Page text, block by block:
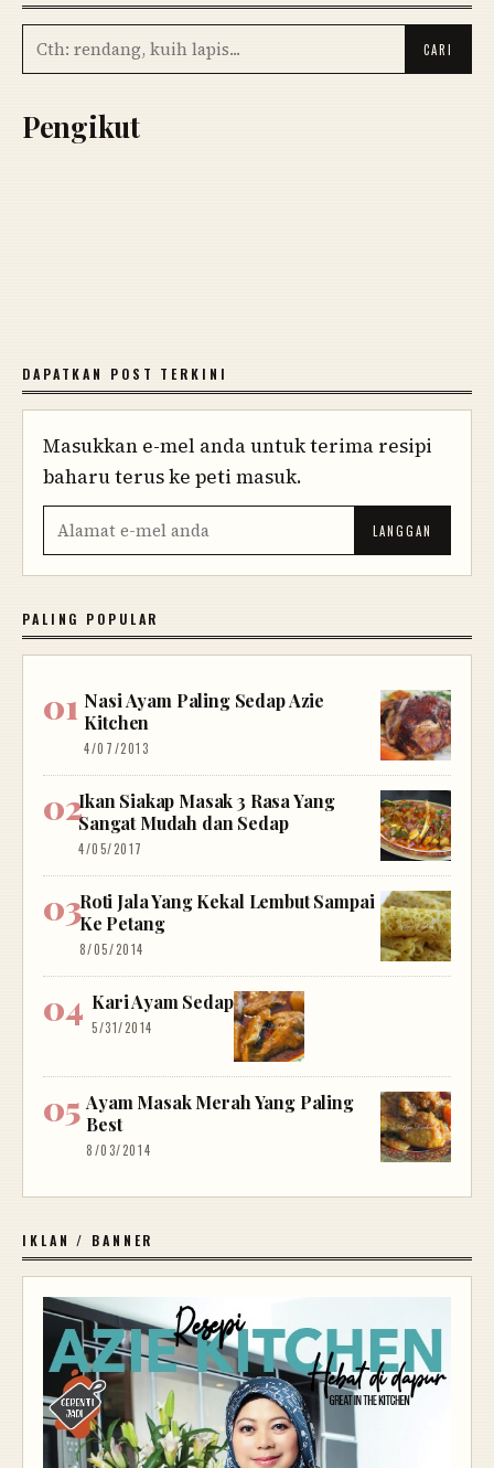
Pengikut
DAPATKAN POST TERKINI
Masukkan e-mel anda untuk terima resipi
baharu terus ke peti masuk.
PALING POPULAR
Nasi Ayam Paling Sedap Azie
Kitchen
4/07/2013
Ikan Siakap Masak 3 Rasa Yang
Sangat Mudah dan Sedap
4/05/2017
Roti Jala Yang Kekal Lembut Sampai
Ke Petang
8/05/2014
Kari Ayam Sedap
5/31/2014
Ayam Masak Merah Yang Paling
Best
8/03/2014
IKLAN / BANNER